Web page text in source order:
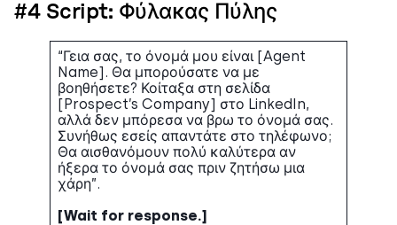
#4 Script: Φύλακας Πύλης
“Γεια σας, το όνομά μου είναι [Agent
Name]. Θα μπορούσατε να με
βοηθήσετε? Κοίταξα στη σελίδα
[Prospect’s Company] στο LinkedIn,
αλλά δεν μπόρεσα να βρω το όνομά σας.
Συνήθως εσείς απαντάτε στο τηλέφωνο;
Θα αισθανόμουν πολύ καλύτερα αν
ήξερα το όνομά σας πριν ζητήσω μια
χάρη”.
[Wait for response.]